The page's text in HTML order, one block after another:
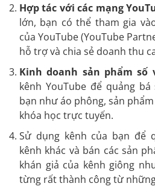
Hợp tác với các mạng
lớn, bạn có thể tham gia
của YouTube (YouTube
hỗ trợ và chia sẻ doanh thu
Kinh doanh sản phẩm số
kênh YouTube để quảng
bạn như áo phông, sản
khóa học trực tuyến.
Sử dụng kênh của bạn để
kênh khác và bán các sản
khán giả của kênh giông
từng rất thành công từ